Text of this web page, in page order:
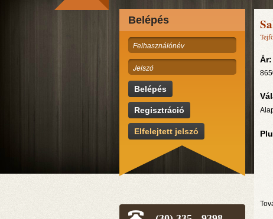
Belépés
Belépés
Regisztráció
Elfelejtett jelszó
Ár: